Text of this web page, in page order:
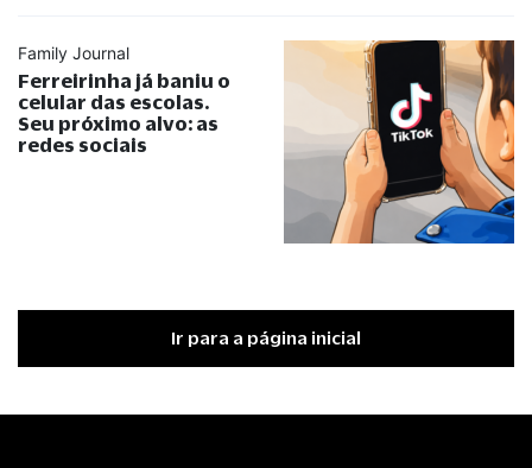
Family Journal
Ferreirinha já baniu o
celular das escolas.
Seu próximo alvo: as
redes sociais
Ir para a página inicial